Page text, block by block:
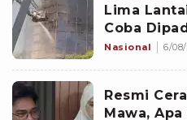
Lima
Coba
Nasional 6/
Resmi
Mawa,